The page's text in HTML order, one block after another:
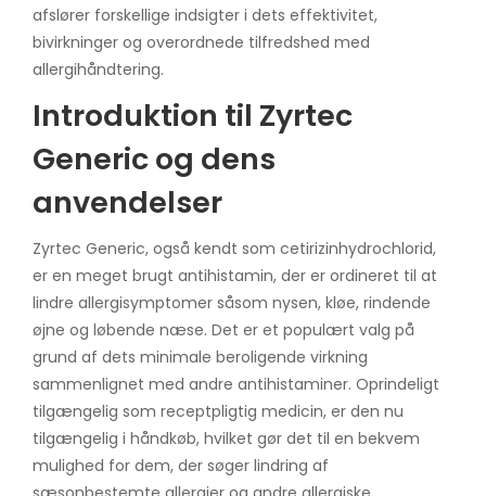
afslører forskellige indsigter i dets effektivitet,
bivirkninger og overordnede tilfredshed med
allergihåndtering.
Introduktion til Zyrtec
Generic og dens
anvendelser
Zyrtec Generic, også kendt som cetirizinhydrochlorid,
er en meget brugt antihistamin, der er ordineret til at
lindre allergisymptomer såsom nysen, kløe, rindende
øjne og løbende næse. Det er et populært valg på
grund af dets minimale beroligende virkning
sammenlignet med andre antihistaminer. Oprindeligt
tilgængelig som receptpligtig medicin, er den nu
tilgængelig i håndkøb, hvilket gør det til en bekvem
mulighed for dem, der søger lindring af